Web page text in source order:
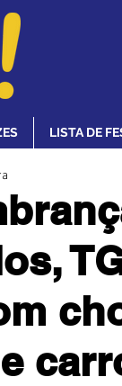
LISTA DE